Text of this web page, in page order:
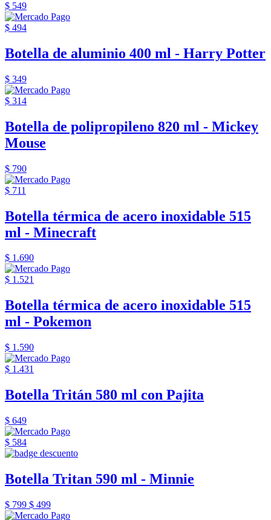
$ 549
$ 494
Botella de aluminio 400 ml - Harry Potter
$ 349
$ 314
Botella de polipropileno 820 ml - Mickey
Mouse
$ 790
$ 711
Botella térmica de acero inoxidable 515
ml - Minecraft
$ 1.690
$ 1.521
Botella térmica de acero inoxidable 515
ml - Pokemon
$ 1.590
$ 1.431
Botella Tritán 580 ml con Pajita
$ 649
$ 584
Botella Tritan 590 ml - Minnie
$ 799 $ 499